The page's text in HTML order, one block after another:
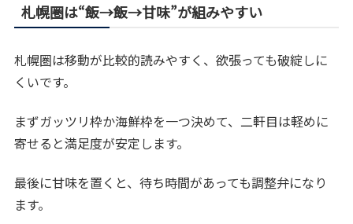
札幌圏は“飯→飯→甘味”が組みやすい
札幌圏は移動が比較的読みやすく、欲張っても破綻しに
くいです。
まずガッツリ枠か海鮮枠を一つ決めて、二軒目は軽めに
寄せると満足度が安定します。
最後に甘味を置くと、待ち時間があっても調整弁になり
ます。